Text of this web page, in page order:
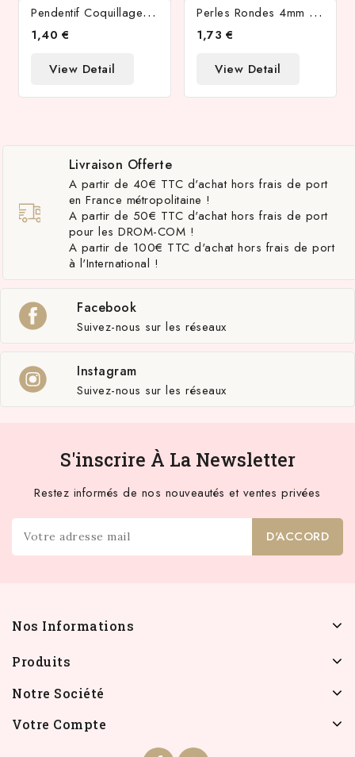
P
Endentif Coquillage Naturel Rayé Doré Par Galvanoplastie
1,40 €
View Detail
P
Erles Rondes 4mm Rouge Cherry
1,73 €
View Detail
Livraison Offerte
A partir de 40€ TTC d'achat hors frais de port
en France métropolitaine !
A partir de 50€ TTC d'achat hors frais de port
pour les DROM-COM !
A partir de 100€ TTC d'achat hors frais de port
à l'International !
Facebook
Suivez-nous sur les réseaux
Instagram
Suivez-nous sur les réseaux
S'inscrire À La Newsletter
Restez informés de nos nouveautés et ventes privées
Nos Informations
Produits
Notre Société
Votre Compte